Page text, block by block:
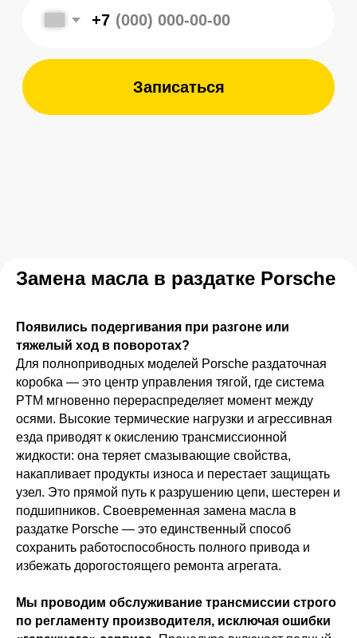
Замена масла в раздатке Porsche
Появились подергивания при разгоне или
тяжелый ход в поворотах?
Для полноприводных моделей Porsche раздаточная
коробка — это центр управления тягой, где система
PTM мгновенно перераспределяет момент между
осями. Высокие термические нагрузки и агрессивная
езда приводят к окислению трансмиссионной
жидкости: она теряет смазывающие свойства,
накапливает продукты износа и перестает защищать
узел. Это прямой путь к разрушению цепи, шестерен и
подшипников. Своевременная замена масла в
раздатке Porsche — это единственный способ
сохранить работоспособность полного привода и
избежать дорогостоящего ремонта агрегата.
Мы проводим обслуживание трансмиссии строго
по регламенту производителя, исключая ошибки